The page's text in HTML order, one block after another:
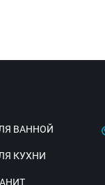
ВАННОЙ
КУХНИ